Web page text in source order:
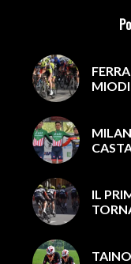
IL